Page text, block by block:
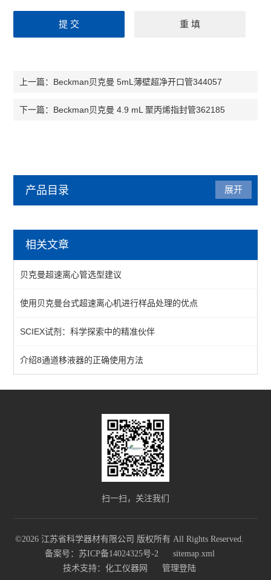
上一篇： Beckman贝克曼 5mL薄壁超净开口管344057
下一篇： Beckman贝克曼 4.9 mL 聚丙烯指封管362185
产品目录
流式试剂
工作站吸头
磁力架
核酸纯化
细胞计数
查看全部 >>
展开
相关文章
贝克曼超速离心管选型建议
使用贝克曼台式超速离心机进行样品处理的优点
SCIEX试剂：科学探索中的精准伙伴
介绍8通道移液器的正确使用方法
扫一扫，关注我们
©2026 江苏省科学器材有限公司 版权所有 All Rights Reserved.
备案号：苏ICP备14024325号-2
sitemap.xml
技术支持： 化工仪器网 管理登陆